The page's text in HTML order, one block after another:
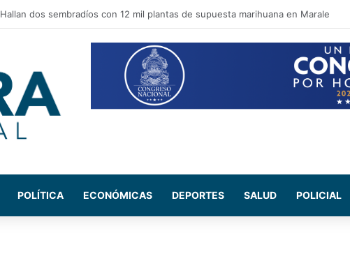
Policía Municipal apuesta por recuperar espacios públicos y reforzar la
POLÍTICA ECONÓMICAS DEPORTES SALUD POLICIAL